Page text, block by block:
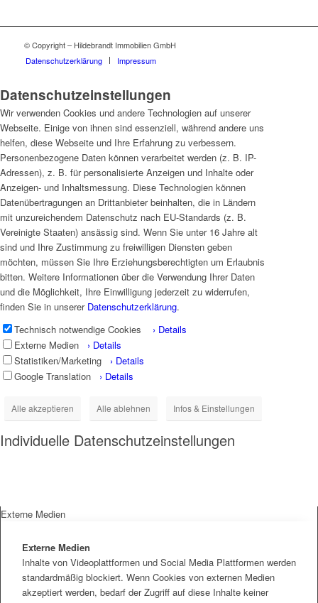
© Copyright – Hildebrandt Immobilien GmbH
Datenschutzerklärung
Impressum
Datenschutzeinstellungen
Wir verwenden Cookies und andere Technologien auf unserer
Webseite. Einige von ihnen sind essenziell, während andere uns
helfen, diese Webseite und Ihre Erfahrung zu verbessern.
Personenbezogene Daten können verarbeitet werden (z. B. IP-
Adressen), z. B. für personalisierte Anzeigen und Inhalte oder
Anzeigen- und Inhaltsmessung. Diese Technologien können
Datenübertragungen an Drittanbieter beinhalten, die in Ländern
mit unzureichendem Datenschutz nach EU-Standards (z. B.
Vereinigte Staaten) ansässig sind. Wenn Sie unter 16 Jahre alt
sind und Ihre Zustimmung zu freiwilligen Diensten geben
möchten, müssen Sie Ihre Erziehungsberechtigten um Erlaubnis
bitten. Weitere Informationen über die Verwendung Ihrer Daten
und die Möglichkeit, Ihre Einwilligung jederzeit zu widerrufen,
finden Sie in unserer Datenschutzerklärung.
Technisch notwendige Cookies › Details
Externe Medien › Details
Statistiken/Marketing › Details
Google Translation › Details
Alle akzeptieren Alle ablehnen Infos & Einstellungen
Individuelle Datenschutzeinstellungen
Externe Medien
Externe Medien
Inhalte von Videoplattformen und Social Media Plattformen werden
standardmäßig blockiert. Wenn Cookies von externen Medien
akzeptiert werden, bedarf der Zugriff auf diese Inhalte keiner